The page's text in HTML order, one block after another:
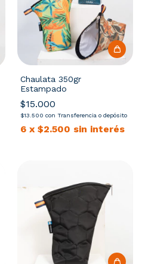
Chaulata 350gr
Estampado
$15.000
$13.500 con Transferencia o depósito
6 x $2.500 sin interés